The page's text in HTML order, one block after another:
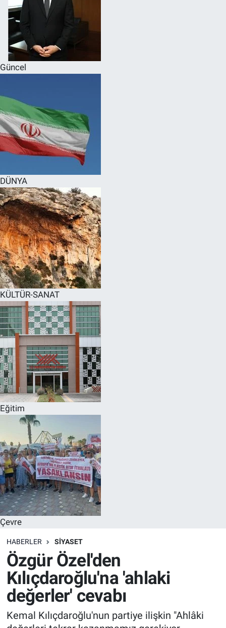
Güncel
DÜNYA
KÜLTÜR-SANAT
Eğitim
Çevre
HABERLER SİYASET
Özgür Özel'den
Kılıçdaroğlu'na 'ahlaki
değerler' cevabı
Kemal Kılıçdaroğlu'nun partiye ilişkin "Ahlâki